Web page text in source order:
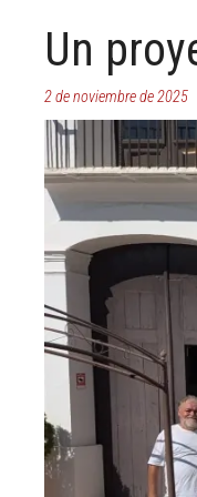
Un
2 de noviembre de 2025